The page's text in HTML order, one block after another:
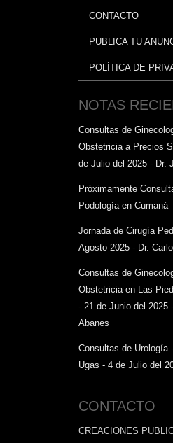
CONTACTO
PUBLICA TU
POLÍTICA DE
NOTAS
Consultas de
Obstetricia a Precios
de Julio del 2025 - Dr.
Próximamente
Podología en Cumaná
Jornada de Cirugía
Agosto 2025 - Dr.
Consultas de
Obstetricia en Las
- 21 de Junio del 2025
Abanes
Consultas de Urología
Ugas - 4 de Julio del
CONTACTO
CREACIONES